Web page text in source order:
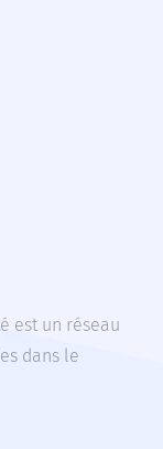
est un réseau
dans le